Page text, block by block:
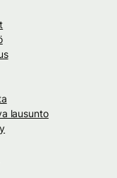
lausunto